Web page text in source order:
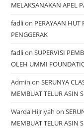
MELAKSANAKAN APEL
fadlion PERAYAAN HUT
PENGGERAK
fadlionSUPERVISI
OLEH UMMI
Admin onSERUNYA
MEMBUAT TELUR ASIN
Warda Hijriyah on
MEMBUAT TELUR ASIN